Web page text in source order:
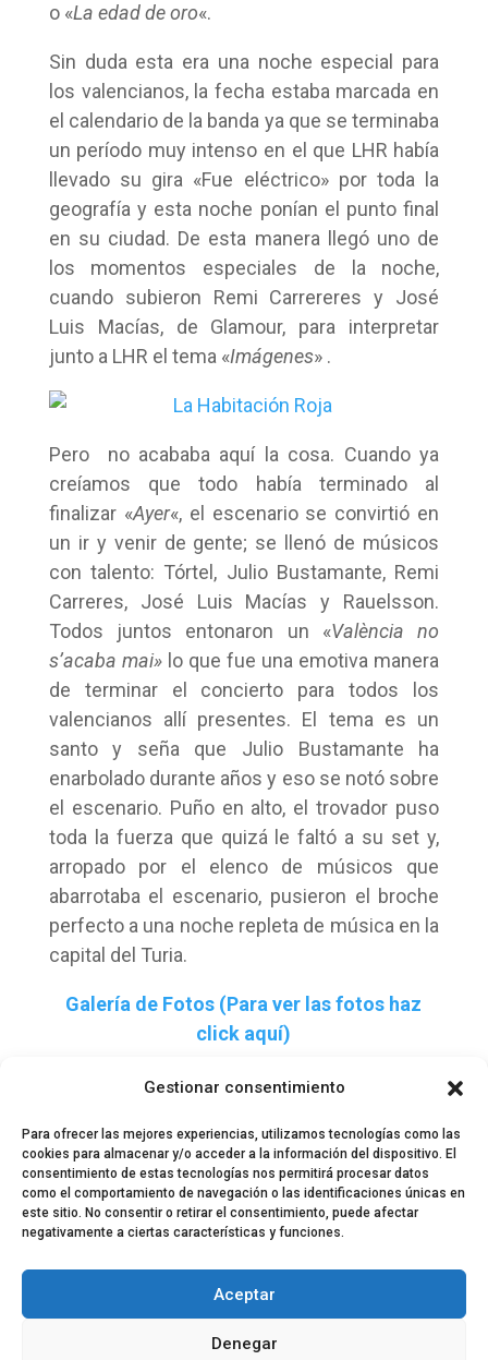
Gestionar consentimiento
Para ofrecer las mejores experiencias, utilizamos tecnologías como las
cookies para almacenar y/o acceder a la información del dispositivo. El
consentimiento de estas tecnologías nos permitirá procesar datos
como el comportamiento de navegación o las identificaciones únicas en
este sitio. No consentir o retirar el consentimiento, puede afectar
negativamente a ciertas características y funciones.
Aceptar
Denegar
o «La edad de oro«.
Sin duda esta era una noche especial para
los valencianos, la fecha estaba marcada en
el calendario de la banda ya que se terminaba
un período muy intenso en el que LHR había
llevado su gira «Fue eléctrico» por toda la
geografía y esta noche ponían el punto final
en su ciudad. De esta manera llegó uno de
los momentos especiales de la noche,
cuando subieron Remi Carrereres y José
Luis Macías, de Glamour, para interpretar
junto a LHR el tema «Imágenes» .
Pero no acababa aquí la cosa. Cuando ya
creíamos que todo había terminado al
finalizar «Ayer«, el escenario se convirtió en
un ir y venir de gente; se llenó de músicos
con talento: Tórtel, Julio Bustamante, Remi
Carreres, José Luis Macías y Rauelsson.
Todos juntos entonaron un «València no
s’acaba mai» lo que fue una emotiva manera
de terminar el concierto para todos los
valencianos allí presentes. El tema es un
santo y seña que Julio Bustamante ha
enarbolado durante años y eso se notó sobre
el escenario. Puño en alto, el trovador puso
toda la fuerza que quizá le faltó a su set y,
arropado por el elenco de músicos que
abarrotaba el escenario, pusieron el broche
perfecto a una noche repleta de música en la
capital del Turia.
Galería de Fotos (Para ver las fotos haz
click aquí)
Equipo EPDLT Contacto